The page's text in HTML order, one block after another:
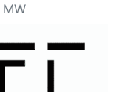
MW